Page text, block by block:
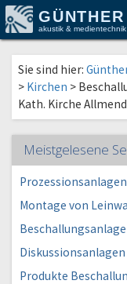
GÜNTHER
akustik & medientechnik
Sie sind hier:
> Kirchen >
Kath. Kirche
Meistgelesene
Prozessionsanlagen
Montage von
Diskussionsanlagen
Produkte